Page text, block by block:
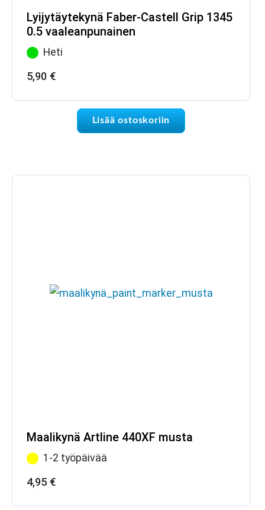
Lyijytäytekynä Faber-Castell Grip 1345
0.5 vaaleanpunainen
Heti
5,90 €
Lisää ostoskoriin
Maalikynä Artline 440XF musta
1-2 työpäivää
4,95 €